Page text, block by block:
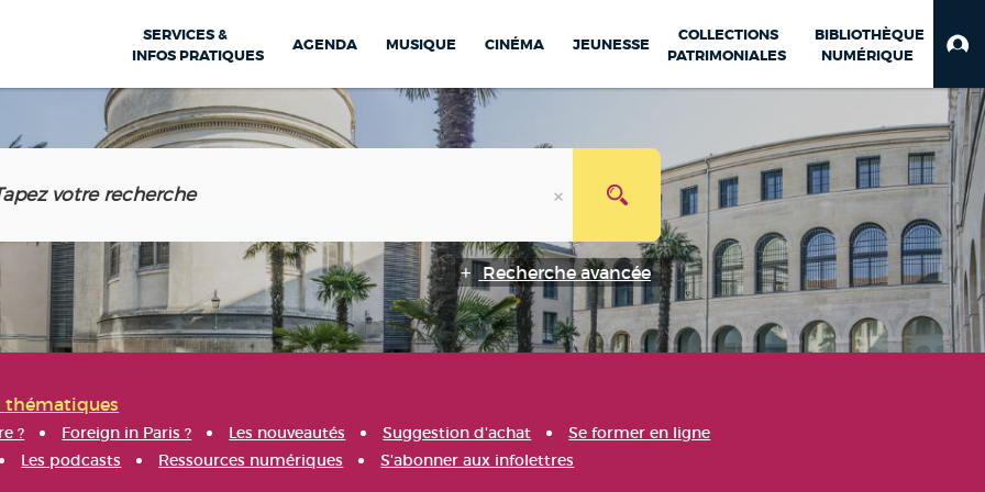
SERVICES &
INFOS PRATIQUES
AGENDA MUSIQUE CINÉMA JEUNESSE
COLLECTIONS
PATRIMONIALES
BIBLIOTHÈQUE
NUMÉRIQUE
Recherche avancée
thématiques
? Foreign in Paris ? Les nouveautés Suggestion d'achat
Se former en ligne
Les podcasts Ressources numériques S'abonner aux infolettres